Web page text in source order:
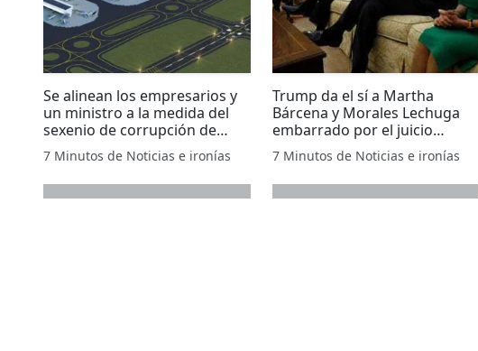
Se alinean los empresarios y
un ministro a la medida del
sexenio de corrupción de
EPN.
7 Minutos de Noticias e ironías
Trump da el sí a Martha
Bárcena y Morales Lechuga
embarrado por el juicio
contra el Chapo.
7 Minutos de Noticias e ironías